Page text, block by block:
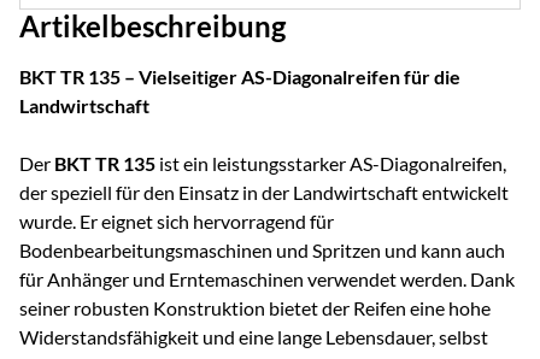
Artikelbeschreibung
BKT TR 135 – Vielseitiger AS-Diagonalreifen für die
Landwirtschaft
Der BKT TR 135 ist ein leistungsstarker AS-Diagonalreifen,
der speziell für den Einsatz in der Landwirtschaft entwickelt
wurde. Er eignet sich hervorragend für
Bodenbearbeitungsmaschinen und Spritzen und kann auch
für Anhänger und Erntemaschinen verwendet werden. Dank
seiner robusten Konstruktion bietet der Reifen eine hohe
Widerstandsfähigkeit und eine lange Lebensdauer, selbst